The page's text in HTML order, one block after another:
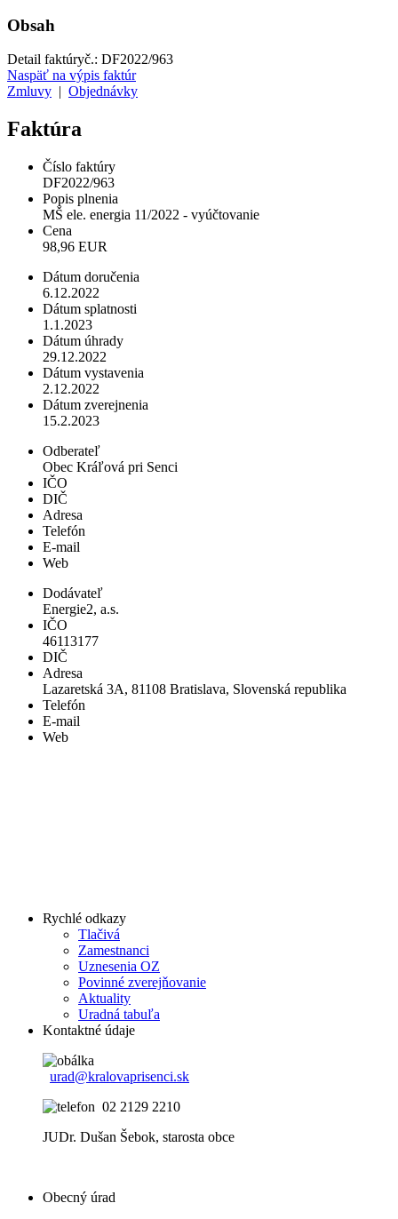
Obsah
Detail faktúryč.: DF2022/963
Naspäť na výpis faktúr
Zmluvy
Objednávky
Faktúra
Číslo faktúry
DF2022/963
Popis plnenia
MŠ ele. energia 11/2022 - vyúčtovanie
Cena
98,96 EUR
Dátum doručenia
6.12.2022
Dátum splatnosti
1.1.2023
Dátum úhrady
29.12.2022
Dátum vystavenia
2.12.2022
Dátum zverejnenia
15.2.2023
Odberateľ
Obec Kráľová pri Senci
IČO
DIČ
Adresa
Telefón
E-mail
Web
Dodávateľ
Energie2, a.s.
IČO
46113177
DIČ
Adresa
Lazaretská 3A, 81108 Bratislava, Slovenská republika
Telefón
E-mail
Web
Rychlé odkazy
Tlačivá
Zamestnanci
Uznesenia OZ
Povinné zverejňovanie
Aktuality
Uradná tabuľa
Kontaktné údaje
urad@kralovaprisenci.sk
02 2129 2210
JUDr. Dušan Šebok, starosta obce
Obecný úrad